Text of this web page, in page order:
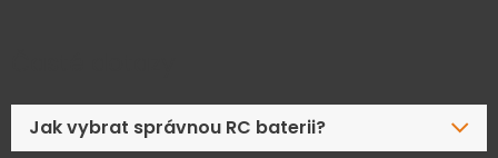
Jak vybrat správnou RC baterii?